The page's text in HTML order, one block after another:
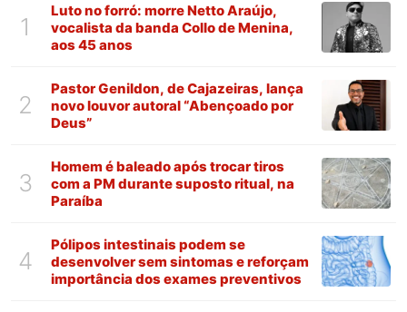
1
Luto no forró: morre Netto Araújo,
vocalista da banda Collo de Menina,
aos 45 anos
2
Pastor Genildon, de Cajazeiras, lança
novo louvor autoral “Abençoado por
Deus”
3
Homem é baleado após trocar tiros
com a PM durante suposto ritual, na
Paraíba
4
Pólipos intestinais podem se
desenvolver sem sintomas e reforçam
importância dos exames preventivos